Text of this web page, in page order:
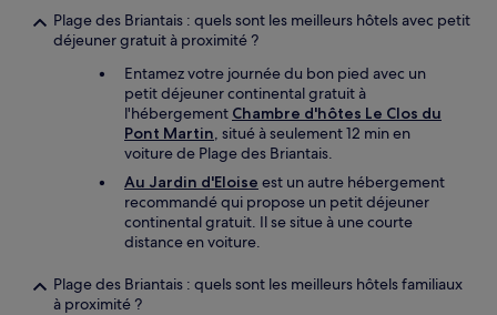
Plage des Briantais : quels sont les meilleurs hôtels avec petit
déjeuner gratuit à proximité ?
Entamez votre journée du bon pied avec un
petit déjeuner continental gratuit à
l'hébergement Chambre d'hôtes Le Clos du
Pont Martin, situé à seulement 12 min en
voiture de Plage des Briantais.
Au Jardin d'Eloise est un autre hébergement
recommandé qui propose un petit déjeuner
continental gratuit. Il se situe à une courte
distance en voiture.
Plage des Briantais : quels sont les meilleurs hôtels familiaux
à proximité ?